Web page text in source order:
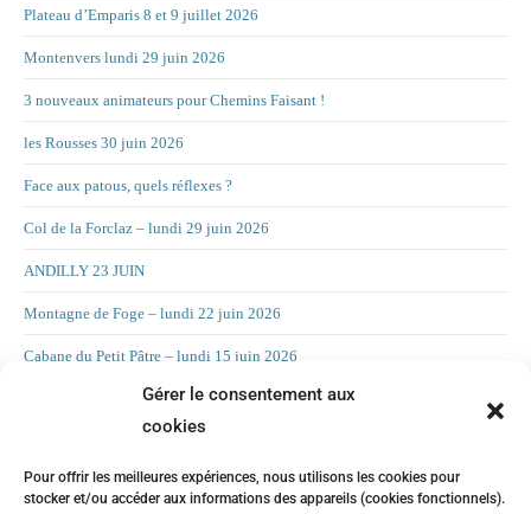
Gérer le consentement aux
cookies
Pour offrir les meilleures expériences, nous utilisons les cookies pour
stocker et/ou accéder aux informations des appareils (cookies fonctionnels).
Plateau d’Emparis 8 et 9 juillet 2026
Montenvers lundi 29 juin 2026
3 nouveaux animateurs pour Chemins Faisant !
les Rousses 30 juin 2026
Face aux patous, quels réflexes ?
Col de la Forclaz – lundi 29 juin 2026
ANDILLY 23 JUIN
Montagne de Foge – lundi 22 juin 2026
Cabane du Petit Pâtre – lundi 15 juin 2026
La Croix d’Allant – lundi 8 juin 2026
LA CHAMBOTTE